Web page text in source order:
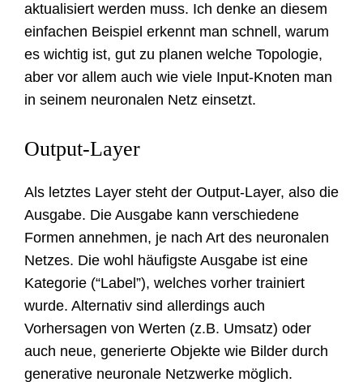
aktualisiert werden muss. Ich denke an diesem
einfachen Beispiel erkennt man schnell, warum
es wichtig ist, gut zu planen welche Topologie,
aber vor allem auch wie viele Input-Knoten man
in seinem neuronalen Netz einsetzt.
Output-Layer
Als letztes Layer steht der Output-Layer, also die
Ausgabe. Die Ausgabe kann verschiedene
Formen annehmen, je nach Art des neuronalen
Netzes. Die wohl häufigste Ausgabe ist eine
Kategorie (“Label”), welches vorher trainiert
wurde. Alternativ sind allerdings auch
Vorhersagen von Werten (z.B. Umsatz) oder
auch neue, generierte Objekte wie Bilder durch
generative neuronale Netzwerke möglich.